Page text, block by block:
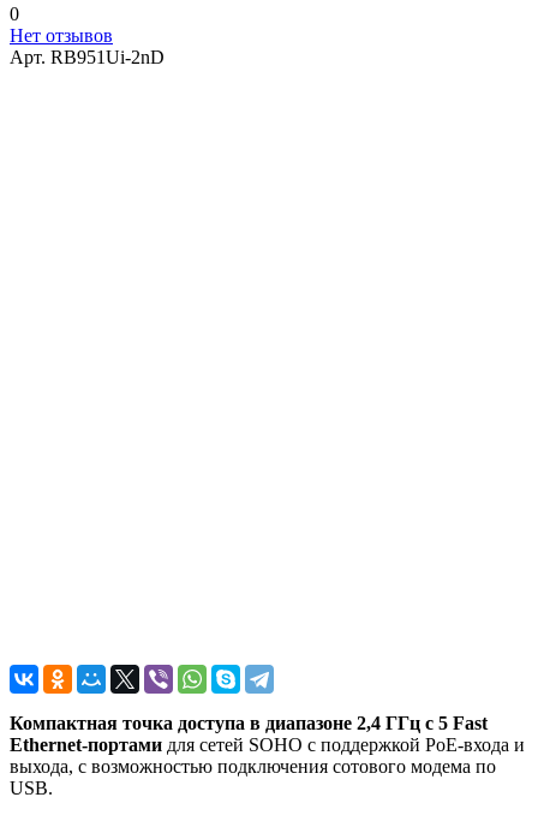
0
Нет отзывов
Арт. RB951Ui-2nD
Компактная точка доступа в диапазоне 2,4 ГГц с 5 Fast
Ethernet-портами для сетей SOHO с поддержкой PoE-входа и
выхода, с возможностью подключения сотового модема по
USB.